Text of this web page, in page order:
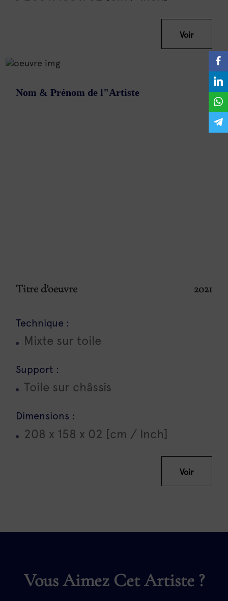
Voir
Nom & Prénom de l"Artiste
Titre d’oeuvre 2021
Technique :
Mixte sur toile
Support :
Toile sur châssis
Dimensions :
208 x 158 x 02 [cm / Inch]
Voir
Vous Aimez Cet Artiste ?